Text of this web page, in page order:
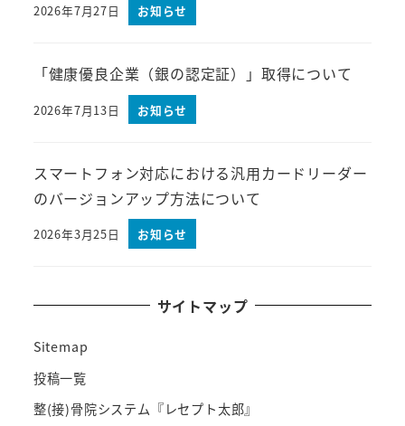
2026年7月27日 お知らせ
「健康優良企業（銀の認定証）」取得について
2026年7月13日 お知らせ
スマートフォン対応における汎用カードリーダー
のバージョンアップ方法について
2026年3月25日 お知らせ
サイトマップ
Sitemap
投稿一覧
整(接)骨院システム『レセプト太郎』